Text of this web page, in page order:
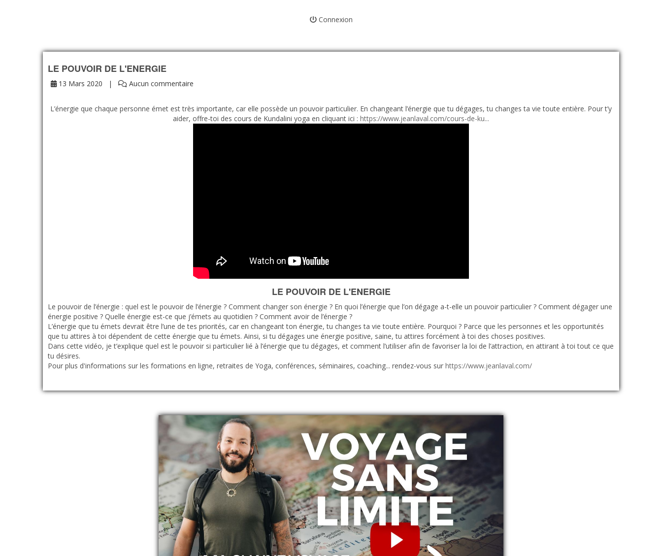
Connexion
LE POUVOIR DE L'ENERGIE
13 Mars 2020 Aucun commentaire
L’énergie que chaque personne émet est très importante, car elle possède un pouvoir particulier. En changeant l’énergie que tu dégages, tu changes ta vie toute entière. Pour t’y
aider, offre-toi des cours de Kundalini yoga en cliquant ici : https://www.jeanlaval.com/cours-de-ku...
LE POUVOIR DE L'ENERGIE
Le pouvoir de l’énergie : quel est le pouvoir de l’énergie ? Comment changer son énergie ? En quoi l’énergie que l’on dégage a-t-elle un pouvoir particulier ? Comment dégager une
énergie positive ? Quelle énergie est-ce que j’émets au quotidien ? Comment avoir de l’énergie ?
L’énergie que tu émets devrait être l’une de tes priorités, car en changeant ton énergie, tu changes ta vie toute entière. Pourquoi ? Parce que les personnes et les opportunités
que tu attires à toi dépendent de cette énergie que tu émets. Ainsi, si tu dégages une énergie positive, saine, tu attires forcément à toi des choses positives.
Dans cette vidéo, je t’explique quel est le pouvoir si particulier lié à l’énergie que tu dégages, et comment l’utiliser afin de favoriser la loi de l’attraction, en attirant à toi tout ce que
tu désires.
Pour plus d'informations sur les formations en ligne, retraites de Yoga, conférences, séminaires, coaching... rendez-vous sur https://www.jeanlaval.com/